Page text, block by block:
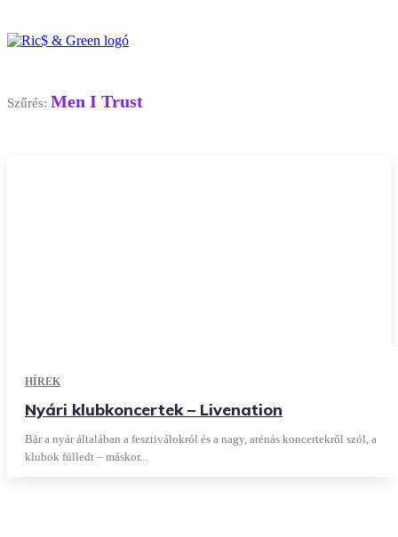
Szűrés: Men I Trust
HÍREK
Nyári klubkoncertek – Livenation
Bár a nyár általában a fesztiválokról és a nagy, arénás koncertekről szól, a
klubok fülledt – máskor...